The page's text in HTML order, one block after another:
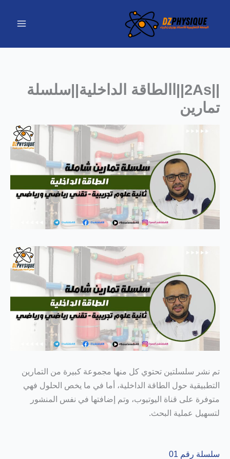
||2As||االطاقة الداخلية||سلسلة
تمارين
تم نشر سلسلتين تحتوي كل منها مجموعة كبيرة من التمارين
التطبيقية حول الطاقة الداخلية، أما في ما يخص الحلول فهي
متوفرة على قناة اليوتيوب، وتم إضافتها في نفس المنشور
لتسهيل عملية البحث.
سلسلة رقم 01